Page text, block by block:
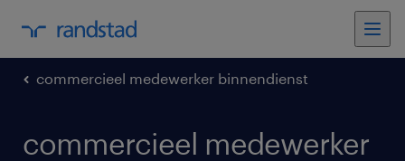
commercieel medewerker binnendienst
commercieel medewerker